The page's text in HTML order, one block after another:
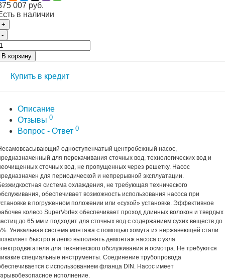
007 руб.
в наличии
+
-
В корзину
Купить в кредит
Описание
Отзывы 0
Вопрос - Ответ 0
одноступенчатый центробежный насос,
для перекачивания сточных вод, технологических вод и
сточных вод, не пропущенных через решетку. Насос
для периодической и непрерывной эксплуатации.
система охлаждения, не требующая технического
обеспечивает возможность использования насоса при
в погруженном положении или «сухой» установке. Эффективное
колесо SuperVortex обеспечивает проход длинных волокон и твердых
до 65 мм и подходит для сточных вод с содержанием сухих веществ до
Уникальная система монтажа с помощью хомута из нержавеющей стали
быстро и легко выполнять демонтаж насоса с узла
для технического обслуживания и осмотра. Не требуются
специальные инструменты. Соединение трубопровода
с использованием фланца DIN. Насос имеет
исполнение.